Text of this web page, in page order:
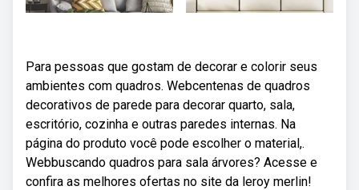
Para pessoas que gostam de decorar e colorir seus
ambientes com quadros. Webcentenas de quadros
decorativos de parede para decorar quarto, sala,
escritório, cozinha e outras paredes internas. Na
página do produto você pode escolher o material,.
Webbuscando quadros para sala árvores? Acesse e
confira as melhores ofertas no site da leroy merlin!